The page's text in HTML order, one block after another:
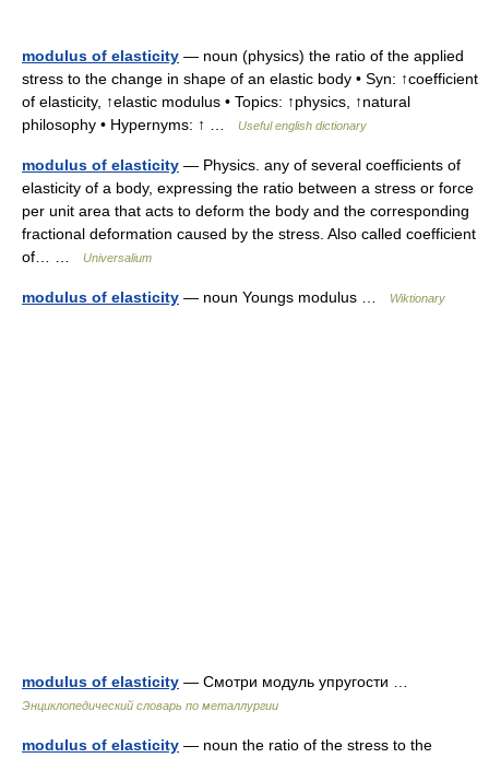
modulus of elasticity — noun (physics) the ratio of the applied
stress to the change in shape of an elastic body • Syn: ↑coefficient
of elasticity, ↑elastic modulus • Topics: ↑physics, ↑natural
philosophy • Hypernyms: ↑ …
Useful english dictionary
modulus of elasticity — Physics. any of several coefficients of
elasticity of a body, expressing the ratio between a stress or force
per unit area that acts to deform the body and the corresponding
fractional deformation caused by the stress. Also called coefficient
of… …
Universalium
modulus of elasticity — noun Youngs modulus … Wiktionary
modulus of elasticity — Смотри модуль упругости …
Энциклопедический словарь по металлургии
modulus of elasticity — noun the ratio of the stress to the